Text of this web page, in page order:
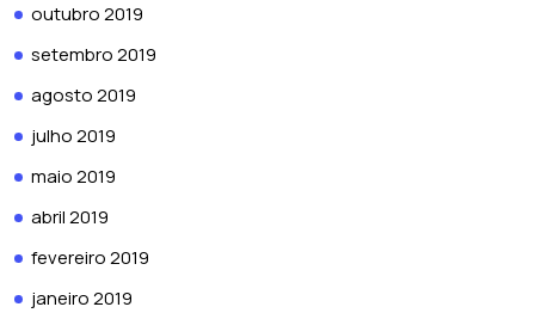
outubro 2019
setembro 2019
agosto 2019
julho 2019
maio 2019
abril 2019
fevereiro 2019
janeiro 2019